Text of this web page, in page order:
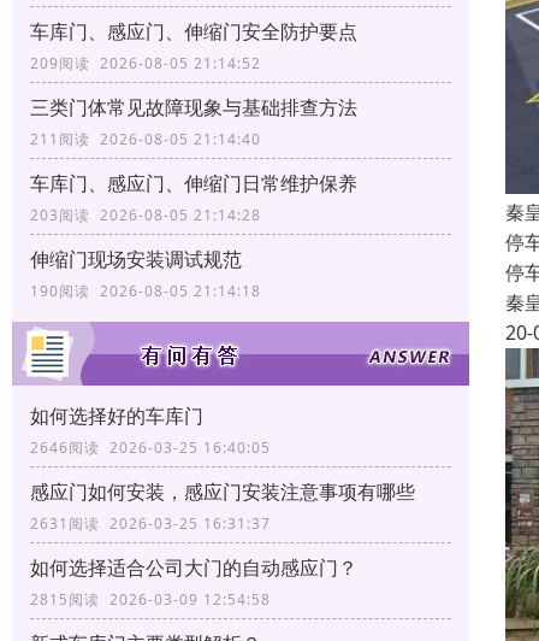
车库门、感应门、伸缩门安全防护要点
209阅读 2026-08-05 21:14:52
三类门体常见故障现象与基础排查方法
211阅读 2026-08-05 21:14:40
车库门、感应门、伸缩门日常维护保养
203阅读 2026-08-05 21:14:28
伸缩门现场安装调试规范
190阅读 2026-08-05 21:14:18
如何选择好的车库门
2646阅读 2026-03-25 16:40:05
感应门如何安装，感应门安装注意事项有哪些
2631阅读 2026-03-25 16:31:37
如何选择适合公司大门的自动感应门？
2815阅读 2026-03-09 12:54:58
秦
停
停
秦
20-